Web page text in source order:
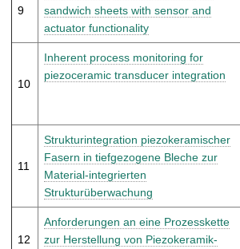
9
sandwich sheets with sensor and
actuator functionality
10
Inherent process monitoring for
piezoceramic transducer integration
11
Strukturintegration piezokeramischer
Fasern in tiefgezogene Bleche zur
Material-integrierten
Strukturüberwachung
12
Anforderungen an eine Prozesskette
zur Herstellung von Piezokeramik-